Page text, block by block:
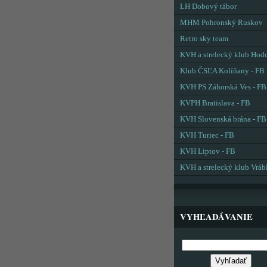
LH Dobový tábor
MHM Pohronský Ruskov
Retro sky team
KVH a strelecký klub
Klub ČSĽA Kolíňany - FB
KVH PS Záhorská Ves - FB
KVPH Bratislava - FB
KVH Slovenská brána - FB
KVH Turiec - FB
KVH Liptov - FB
KVH a strelecký klub
VYHĽADÁVANIE